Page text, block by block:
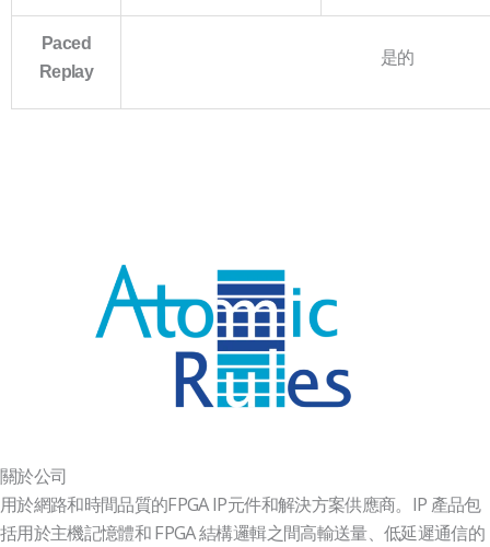
Paced
Replay
是的
關於公司
用於網路和時間品質的FPGA IP元件和解決方案供應商。IP 產品包
括用於主機記憶體和 FPGA 結構邏輯之間高輸送量、低延遲通信的